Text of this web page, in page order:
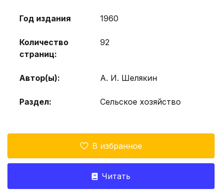
Год издания 1960
Количество
страниц:
92
Автор(ы): А. И. Шелякин
Раздел: Сельское хозяйство
В избранное
Читать